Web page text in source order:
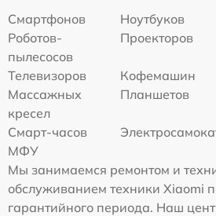
Смартфонов
Ноутбуков
Роботов-
пылесосов
Проекторов
Телевизоров
Кофемашин
Массажных
кресел
Планшетов
Смарт-часов
МФУ
Мы занимаемся ремонтом и
обслуживанием техники Xiaomi
гарантийного периода. Наш